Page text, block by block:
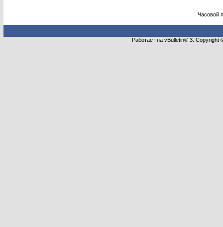
Часовой
Работает на vBulletin® 3.